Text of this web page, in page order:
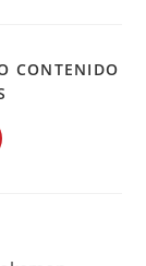
CONTENIDO